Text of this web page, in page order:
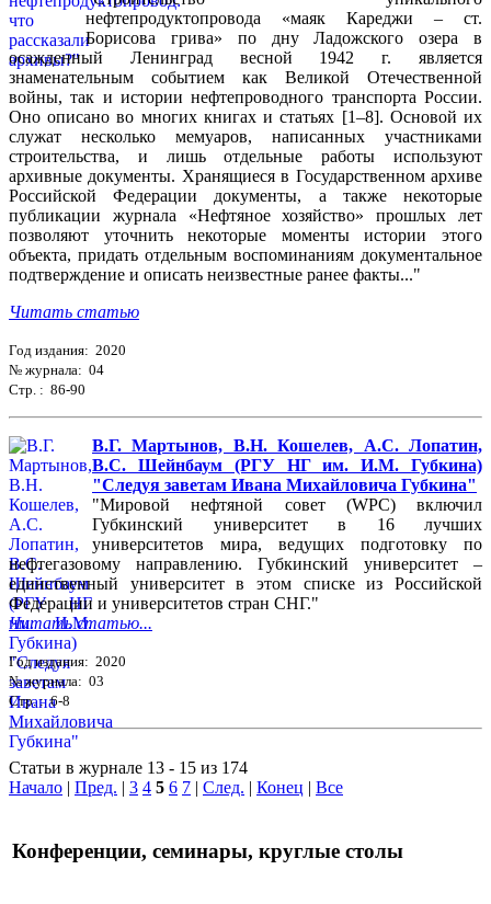
нефтепродуктопровода «маяк Кареджи – ст.
Борисова грива» по дну Ладожского озера в
осажденный Ленинград весной 1942 г. является
знаменательным событием как Великой Отечественной
войны, так и истории нефтепроводного транспорта России.
Оно описано во многих книгах и статьях [1–8]. Основой их
служат несколько мемуаров, написанных участниками
строительства, и лишь отдельные работы используют
архивные документы. Хранящиеся в Государственном архиве
Российской Федерации документы, а также некоторые
публикации журнала «Нефтяное хозяйство» прошлых лет
позволяют уточнить некоторые моменты истории этого
объекта, придать отдельным воспоминаниям документальное
подтверждение и описать неизвестные ранее факты..."
Читать статью
Год издания: 2020
№ журнала: 04
Стр. : 86-90
В.Г. Мартынов, В.Н. Кошелев, А.С. Лопатин,
В.С. Шейнбаум (РГУ НГ им. И.М. Губкина)
"Следуя заветам Ивана Михайловича Губкина"
"Мировой нефтяной совет (WPC) включил
Губкинский университет в 16 лучших
университетов мира, ведущих подготовку по
нефтегазовому направлению. Губкинский университет –
единственный университет в этом списке из Российской
Федерации и университетов стран СНГ."
Читать статью...
Год издания: 2020
№ журнала: 03
Стр. : 6-8
Статьи в журнале 13 - 15 из 174
Начало | Пред. | 3 4 5 6 7 | След. | Конец | Все
Конференции, семинары, круглые столы